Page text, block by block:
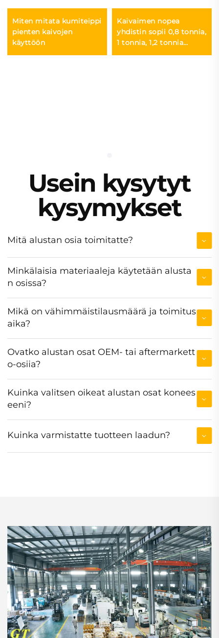
Miten mitata kumiteippi
pienten kaivojen
käyttöön
Kaivaimen nopea
yhdistin sopii 0,8 tonnia,
1 tonnia, 1,2 tonnia
kaivaimelle
Usein kysytyt
kysymykset
Mitä alustan osia toimitatte?
Minkälaisia materiaaleja käytetään alusta
n osissa?
Mikä on vähimmäistilausmäärä ja toimitus
aika?
Ovatko alustan osat OEM- tai aftermarkett
o-osiia?
Kuinka valitsen oikeat alustan osat konees
eeni?
Kuinka varmistatte tuotteen laadun?